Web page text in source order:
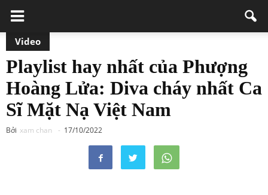
Video
Playlist hay nhất của Phượng
Hoàng Lửa: Diva cháy nhất Ca
Sĩ Mặt Nạ Việt Nam
Bởi xam chan - 17/10/2022